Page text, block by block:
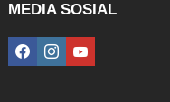
MEDIA SOSIAL
facebookinstagramyoutube